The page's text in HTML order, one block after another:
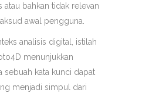
atau bahkan tidak relevan
awal pengguna.
analisis digital, istilah
menunjukkan
sebuah kata kunci dapat
menjadi simpul dari